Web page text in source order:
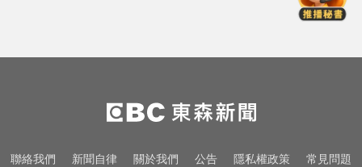
德喊：此時不生待何時
資深歌手「小秦漢」張海漢辭世享
壽68歲 好友證實噩耗
屏東女欠50萬高利貸！遭3惡煞追討
聯絡我們 新聞自律 關於我們 公告 隱私權政策 常見問題